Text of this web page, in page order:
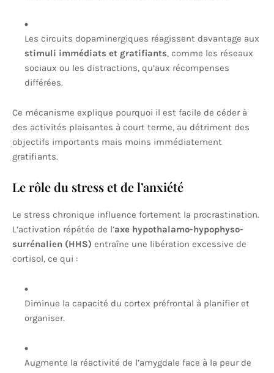
Les circuits dopaminergiques réagissent davantage aux
stimuli immédiats et gratifiants, comme les réseaux
sociaux ou les distractions, qu’aux récompenses
différées.
Ce mécanisme explique pourquoi il est facile de céder à
des activités plaisantes à court terme, au détriment des
objectifs importants mais moins immédiatement
gratifiants.
Le rôle du stress et de l’anxiété
Le stress chronique influence fortement la procrastination.
L’activation répétée de l’axe hypothalamo-hypophyso-
surrénalien (HHS) entraîne une libération excessive de
cortisol, ce qui :
Diminue la capacité du cortex préfrontal à planifier et
organiser.
Augmente la réactivité de l’amygdale face à la peur de